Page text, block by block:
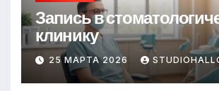
Запись в
клинику
25 МАРТА 2026